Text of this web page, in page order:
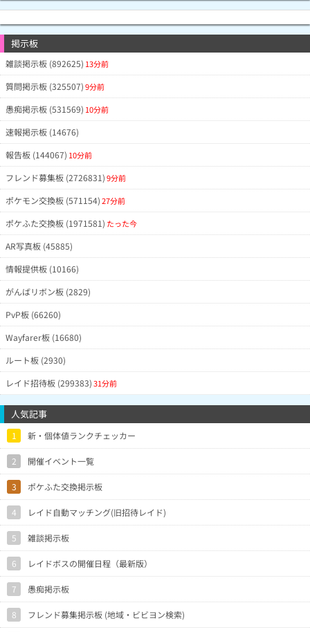
掲示板
雑談掲示板 (892625) 13分前
質問掲示板 (325507)9分前
愚痴掲示板 (531569) 10分前
速報掲示板 (14676)
報告板 (144067) 10分前
フレンド募集板 (2726831)9分前
ポケモン交換板 (571154)27分前
ポケふた交換板 (1971581) たった今
AR写真板 (45885)
情報提供板 (10166)
がんばリボン板 (2829)
PvP板 (66260)
Wayfarer板 (16680)
ルート板 (2930)
レイド招待板 (299383)31分前
人気記事
1 新・個体値ランクチェッカー
2 開催イベント一覧
3 ポケふた交換掲示板
4 レイド自動マッチング(旧招待レイド)
5 雑談掲示板
6 レイドボスの開催日程（最新版）
7 愚痴掲示板
8 フレンド募集掲示板 (地域・ビビヨン検索)